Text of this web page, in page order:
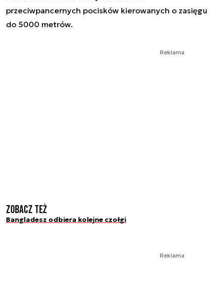
przeciwpancernych pocisków kierowanych o zasięgu
do 5000 metrów.
Reklama
Zobacz też
Bangladesz odbiera kolejne czołgi
Reklama